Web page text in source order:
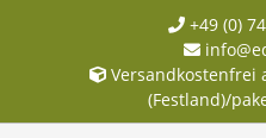
+49 (0)
Versandkostenfrei
(Festland)/